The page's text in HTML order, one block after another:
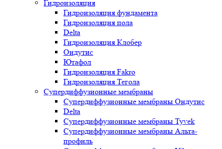
Гидроизоляция
Гидроизоляция фундамента
Гидроизоляция пола
Delta
Гидроизоляция Клобер
Ондутис
Ютафол
Гидроизоляция Fakro
Гидроизоляция Тегола
Супердиффузионные мембраны
Супердиффузионные мембраны Ондутис
Delta
Супердиффузионные мембраны Tyvek
Супердиффузионные мембраны Альта-
профиль